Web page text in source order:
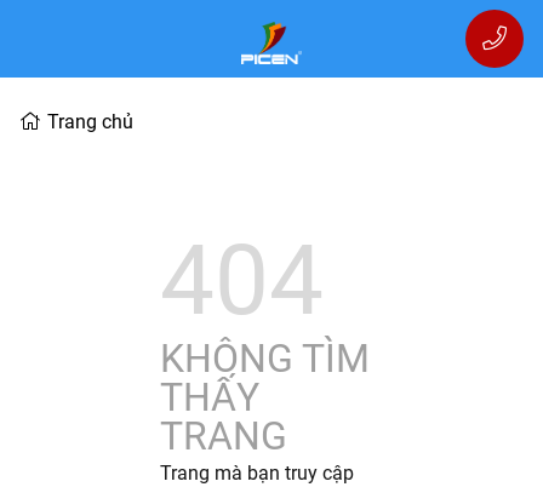
Trang chủ
404
KHÔNG TÌM
THẤY
TRANG
Trang mà bạn truy cập